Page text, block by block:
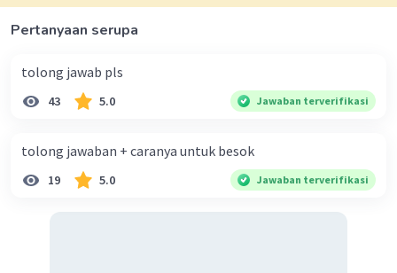
Pertanyaan serupa
tolong jawab pls
43 5.0 Jawaban terverifikasi
tolong jawaban + caranya untuk besok
19 5.0 Jawaban terverifikasi